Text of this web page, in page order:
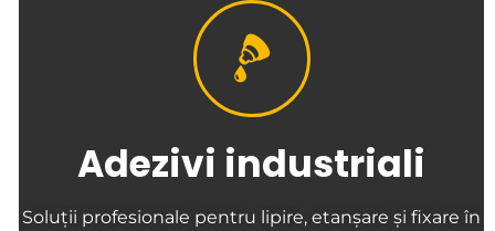
Adezivi industriali
Soluții profesionale pentru lipire, etanșare și fixare în